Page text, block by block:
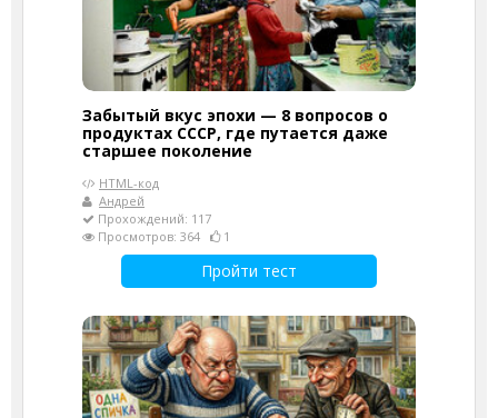
Забытый вкус эпохи — 8 вопросов о
продуктах СССР, где путается даже
старшее поколение
HTML-код
Андрей
Прохождений: 117
Просмотров: 364
1
Пройти тест